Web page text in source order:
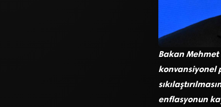
Bakan Mehmet
konvansiyonel
enflasyonun